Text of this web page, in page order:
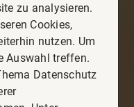
zu analysieren.
Cookies,
nutzen. Um
Auswahl treffen.
Datenschutz